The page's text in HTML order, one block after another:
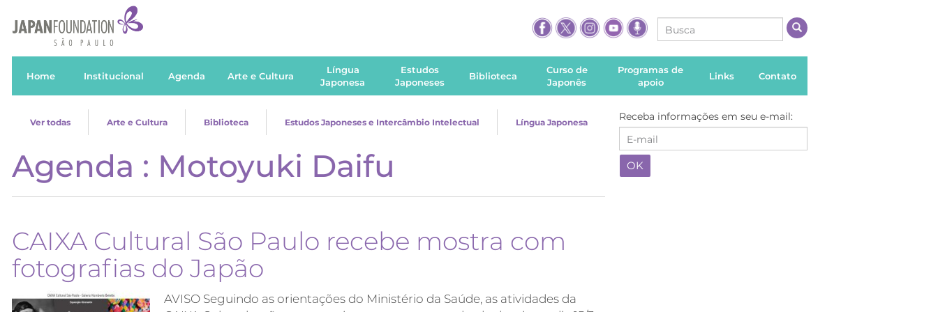
Home Institucional Agenda Arte e Cultura
Língua
Japonesa
Estudos
Japoneses
Biblioteca
Curso de
Japonês
Programas de
apoio
Links Contato
Ver todas Arte e Cultura Biblioteca Estudos Japoneses e Intercâmbio Intelectual Língua Japonesa
Agenda : Motoyuki Daifu
CAIXA Cultural São Paulo recebe mostra com
fotografias do Japão
AVISO Seguindo as orientações do Ministério da Saúde, as atividades da
Receba informações em seu e-mail: